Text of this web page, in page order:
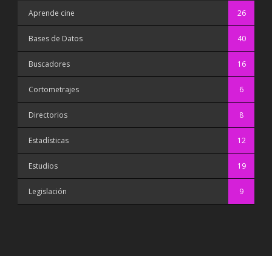
Aprende cine 26
Bases de Datos 40
Buscadores 16
Cortometrajes 6
Directorios 8
Estadísticas 12
Estudios 19
Legislación 9